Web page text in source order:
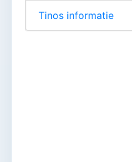
Tinos informatie